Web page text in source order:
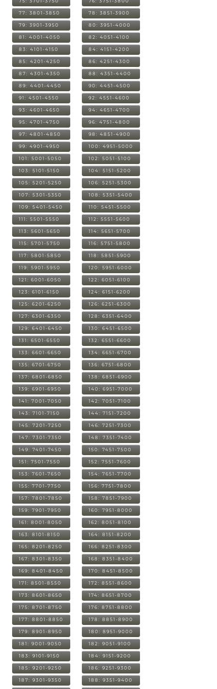
77: 3801-3850 78: 3851-3900
79: 3901-3950 80: 3951-4000
81: 4001-4050 82: 4051-4100
83: 4101-4150 84: 4151-4200
85: 4201-4250 86: 4251-4300
87: 4301-4350 88: 4351-4400
89: 4401-4450 90: 4451-4500
91: 4501-4550 92: 4551-4600
93: 4601-4650 94: 4651-4700
95: 4701-4750 96: 4751-4800
97: 4801-4850 98: 4851-4900
99: 4901-4950 100: 4951-5000
101: 5001-5050 102: 5051-5100
103: 5101-5150 104: 5151-5200
105: 5201-5250 106: 5251-5300
107: 5301-5350 108: 5351-5400
109: 5401-5450 110: 5451-5500
111: 5501-5550 112: 5551-5600
113: 5601-5650 114: 5651-5700
115: 5701-5750 116: 5751-5800
117: 5801-5850 118: 5851-5900
119: 5901-5950 120: 5951-6000
121: 6001-6050 122: 6051-6100
123: 6101-6150 124: 6151-6200
125: 6201-6250 126: 6251-6300
127: 6301-6350 128: 6351-6400
129: 6401-6450 130: 6451-6500
131: 6501-6550 132: 6551-6600
133: 6601-6650 134: 6651-6700
135: 6701-6750 136: 6751-6800
137: 6801-6850 138: 6851-6900
139: 6901-6950 140: 6951-7000
141: 7001-7050 142: 7051-7100
143: 7101-7150 144: 7151-7200
145: 7201-7250 146: 7251-7300
147: 7301-7350 148: 7351-7400
149: 7401-7450 150: 7451-7500
151: 7501-7550 152: 7551-7600
153: 7601-7650 154: 7651-7700
155: 7701-7750 156: 7751-7800
157: 7801-7850 158: 7851-7900
159: 7901-7950 160: 7951-8000
161: 8001-8050 162: 8051-8100
163: 8101-8150 164: 8151-8200
165: 8201-8250 166: 8251-8300
167: 8301-8350 168: 8351-8400
169: 8401-8450 170: 8451-8500
171: 8501-8550 172: 8551-8600
173: 8601-8650 174: 8651-8700
175: 8701-8750 176: 8751-8800
177: 8801-8850 178: 8851-8900
179: 8901-8950 180: 8951-9000
181: 9001-9050 182: 9051-9100
183: 9101-9150 184: 9151-9200
185: 9201-9250 186: 9251-9300
187: 9301-9350 188: 9351-9400